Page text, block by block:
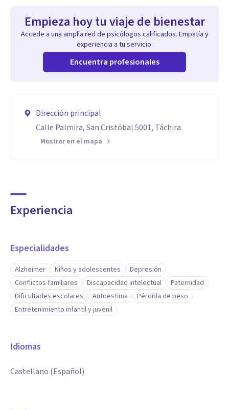
Empieza hoy tu viaje de bienestar
Accede a una amplia red de psicólogos calificados. Empatía y
experiencia a tu servicio.
Encuentra profesionales
Dirección principal
Calle Palmira, San Cristóbal 5001, Táchira
Mostrar en el mapa
Experiencia
Especialidades
Alzheimer Niños y adolescentes
Depresión
Conflictos familiares
Discapacidad intelectual
Paternidad
Dificultades escolares
Autoestima
Pérdida de peso
Entretenimiento infantil y juvenil
Idiomas
Castellano (Español)